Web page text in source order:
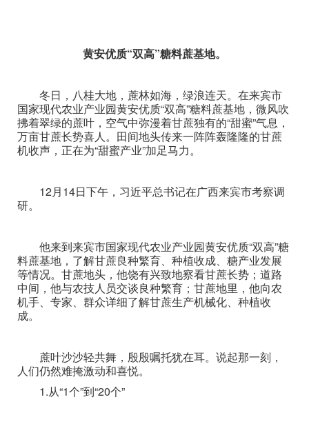
黄安优质“双高”糖料蔗基地。
冬日，八桂大地，蔗林如海，绿浪连天。在来宾市
国家现代农业产业园黄安优质“双高”糖料蔗基地，微风吹
拂着翠绿的蔗叶，空气中弥漫着甘蔗独有的“甜蜜”气息，
万亩甘蔗长势喜人。田间地头传来一阵阵轰隆隆的甘蔗
机收声，正在为“甜蜜产业”加足马力。
12月14日下午，习近平总书记在广西来宾市考察调
研。
他来到来宾市国家现代农业产业园黄安优质“双高”糖
料蔗基地，了解甘蔗良种繁育、种植收成、糖产业发展
等情况。甘蔗地头，他饶有兴致地察看甘蔗长势；道路
中间，他与农技人员交谈良种繁育；甘蔗地里，他向农
机手、专家、群众详细了解甘蔗生产机械化、种植收
成。
蔗叶沙沙轻共舞，殷殷嘱托犹在耳。说起那一刻，
人们仍然难掩激动和喜悦。
1.从“1个”到“20个”